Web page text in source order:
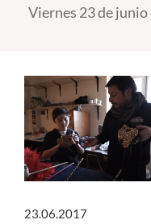
English
Viernes 23 de junio
23.06.2017